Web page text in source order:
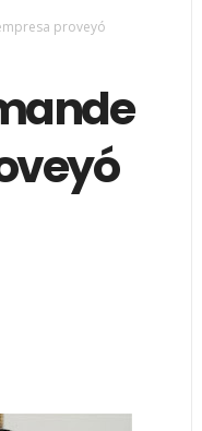
proveyó